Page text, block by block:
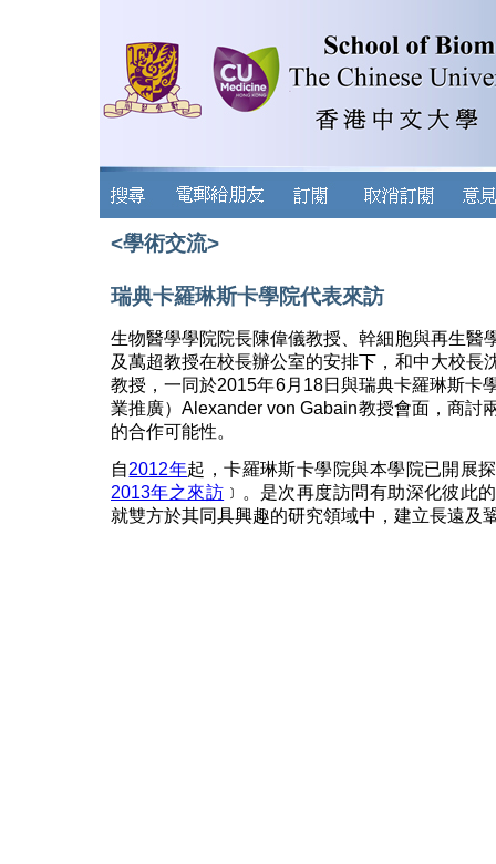
<學術交流>
瑞典卡羅琳斯卡學院代表來訪
生物醫學學院院長陳偉儀教授、幹細胞與再生醫
及萬超教授在校長辦公室的安排下，和中大校長
教授，一同於2015年6月18日與瑞典卡羅琳斯卡
業推廣）Alexander von Gabain教授會面，商討
的合作可能性。
自2012年起，卡羅琳斯卡學院與本學院已開展
2013年之來訪 ﹞。是次再度訪問有助深化彼此
就雙方於其同具興趣的研究領域中，建立長遠及